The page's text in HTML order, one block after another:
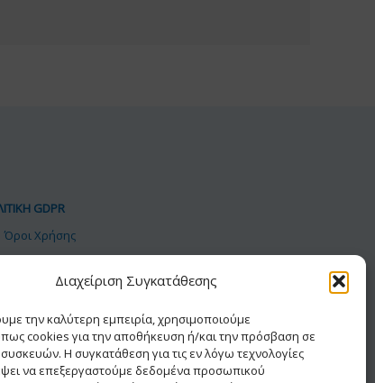
Διαχείριση Συγκατάθεσης
την καλύτερη εμπειρία, χρησιμοποιούμε
cookies για την αποθήκευση ή/και την πρόσβαση σε
Η συγκατάθεση για τις εν λόγω τεχνολογίες
να επεξεργαστούμε δεδομένα προσωπικού
GDPR
Όροι Χρήσης
Πολιτική Cookies
Δήλωση Προσβασιμότητας